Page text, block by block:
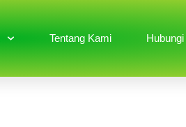
Tentang Kami